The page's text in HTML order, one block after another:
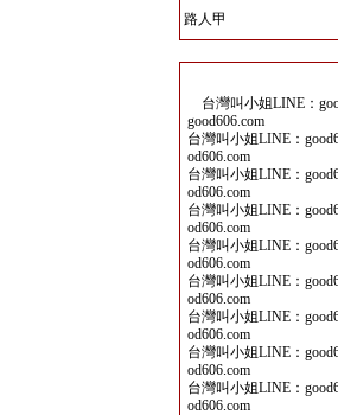
路人甲
台灣叫小姐LINE：
good606.com
台灣叫小姐LINE：
od606.com
台灣叫小姐LINE：
od606.com
台灣叫小姐LINE：
od606.com
台灣叫小姐LINE：
od606.com
台灣叫小姐LINE：
od606.com
台灣叫小姐LINE：
od606.com
台灣叫小姐LINE：
od606.com
台灣叫小姐LINE：
od606.com